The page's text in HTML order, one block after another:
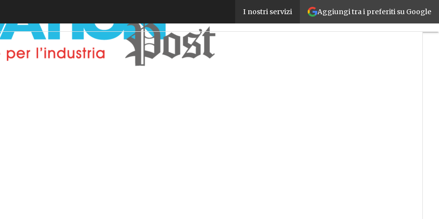
Aggiungi tra i preferiti su Google
I nostri servizi
Digital360 pubblica il suo bilancio consolidato